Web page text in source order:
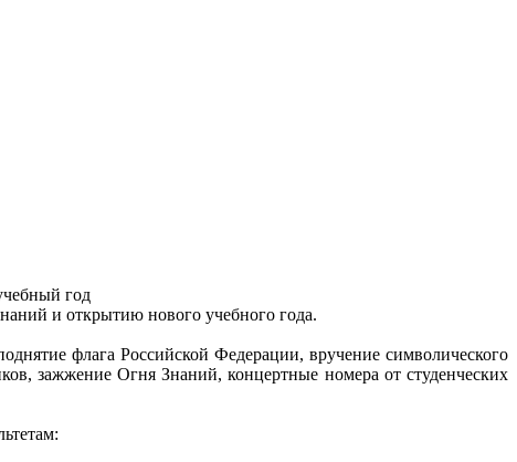
год
и открытию нового учебного года.
флага Российской Федерации, вручение символического
зажжение Огня Знаний, концертные номера от студенческих